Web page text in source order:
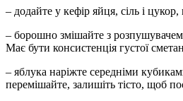
– додайте у кефір яйця, сіль і
– борошно змішайте з
Має бути консистенція густої
– яблука наріжте середніми
перемішайте, залишіть тісто, щоб